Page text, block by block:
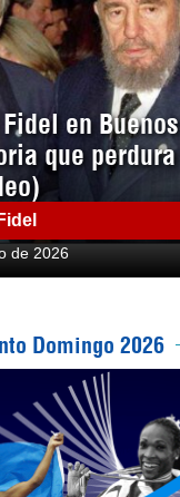
en Buenos
que perdura
de 2026
Domingo 2026